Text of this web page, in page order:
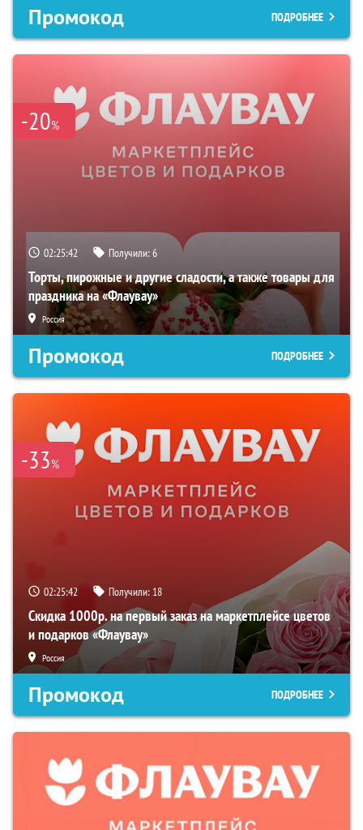
Промокод ПОДРОБНЕЕ
-20%
02:25:40 Получили:6
Торты, пирожные и другие сладости, а также товары для
праздника на «Флаувау»
Россия
Промокод ПОДРОБНЕЕ
-33%
02:25:40 Получили: 18
Скидка 1000р. на первый заказ на маркетплейсе цветов
и подарков «Флаувау»
Россия
Промокод ПОДРОБНЕЕ